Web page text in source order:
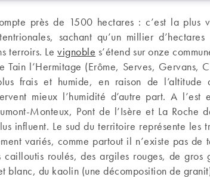
près de 1500 hectares : c’est la plus
sachant qu’un millier
terroirs. Levignoble s’étend sur onze
Tain l’Hermitage (Erôme, Serves, Gervans,
frais et humide, en raison de l’altitude
mieux l’humidité d’autre part. A
Monteux, Pont de l’Isère et La Roche
influent. Le sud du territoire représente les
variés, comme partout il n’existe pas
roulés, des argiles rouges, de gros
blanc, du kaolin (une décomposition de